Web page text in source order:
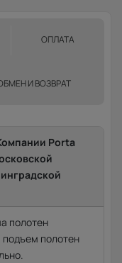
ОПЛАТА
И ВОЗВРАТ
Porta
полотен
полотен